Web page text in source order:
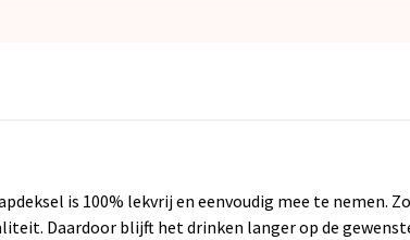
is 100% lekvrij en eenvoudig mee te nemen.
Daardoor blijft het drinken langer op de